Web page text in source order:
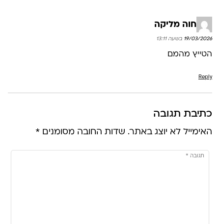
חוה מליקה
19/03/2026 בשעה 13:11
הטייץ מהמם
Reply
כתיבת תגובה
האימייל לא יוצג באתר. שדות החובה מסומנים *
תגובה *